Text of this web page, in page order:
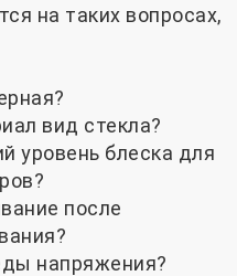
на таких вопросах,
вид стекла?
уровень блеска для
после
напряжения?